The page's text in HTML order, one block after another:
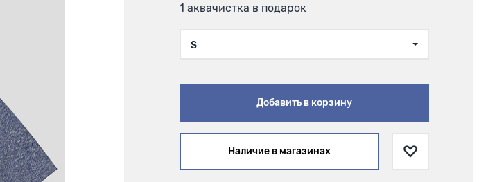
1 аквачистка в подарок
S
Добавить в корзину
Наличие в магазинах